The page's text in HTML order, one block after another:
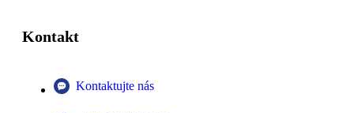
Kontakt
Kontaktujte nás